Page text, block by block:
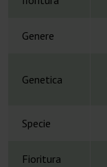
Genere
Genetica
Specie
Fioritura